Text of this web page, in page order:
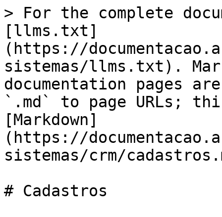
> For the complete
[llms.txt]
(https://
sistemas/llms.txt).
documentation pages
`.md` to page URLs;
[Markdown]
(https://
sistemas/crm/
# Cadastros